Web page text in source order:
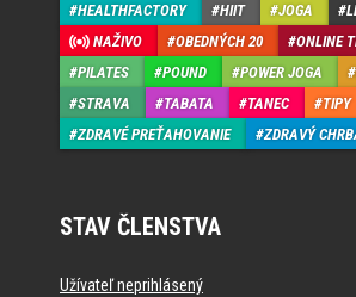
HEALTHFACTORY
HIIT JOGA
NAŽIVO
OBEDNÝCH 20
ONLINE
PILATES
POUND POWER JOGA
STRAVA
TABATA TANEC
TIPY
ZDRAVÉ PREŤAHOVANIE
ZDRAVÝ
STAV ČLENSTVA
Užívateľ neprihlásený